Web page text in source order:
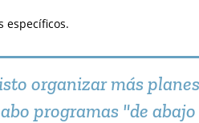
específicos.
organizar más
programas "de